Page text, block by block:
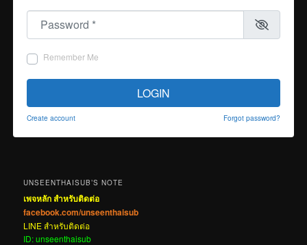
Password
Remember Me
LOGIN
Create account Forgot password?
UNSEENTHAISUB’S NOTE
เพจหลัก สำหรับติดต่อ
facebook.com/unseenthaisub
LINE สำหรับติดต่อ
ID: unseenthaisub